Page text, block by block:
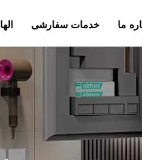
ما خدمات سفارشی